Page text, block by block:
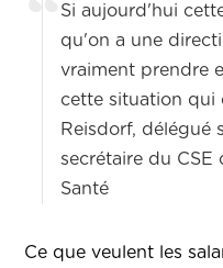
Si aujourd'hui
qu'on a une
vraiment prendre
cette situation qui
Reisdorf, délégué
secrétaire du CSE
Santé
Ce que veulent les